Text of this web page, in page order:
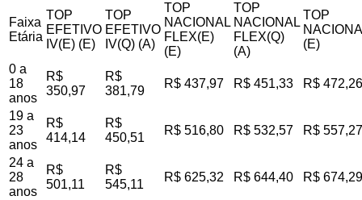
Faixa
Etária
TOP
EFETIVO
IV(E) (E)
TOP
EFETIVO
IV(Q) (A)
TOP
NACIONAL
FLEX(E)
(E)
TOP
NACIONAL
FLEX(Q)
(A)
TOP
(E)
0 a
18
anos
R$
350,97
R$
381,79
R$ 437,97 R$ 451,33 R$ 472,26
19 a
23
anos
R$
414,14
R$
450,51
R$ 516,80 R$ 532,57 R$ 557,27
24 a
28
anos
R$
501,11
R$
545,11
R$ 625,32 R$ 644,40 R$ 674,29